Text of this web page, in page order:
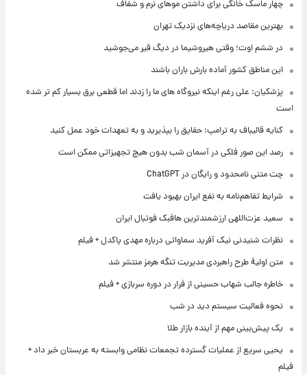
چهار ماسک خانگی برای داشتن موهای نرم و شفاف
بهترین مقاصد دریاچه‌های نزدیک تهران
در ششم اوت؛ وقتی هیروشیما در دیگ قیر می‌جوشید
این مناطق کشور آماده بارش باران باشند
پزشکیان: علی رغم اینکه نیروگاه های ما را زدند اما قطعی برق بسیار کم تر شده
است
کنایه قالیباف به ترامپ: حقایق را بپذیرید و به تعهدات خود عمل کنید
رصد این صور فلکی در آسمان شب بدون هیچ تجهیزاتی ممکن است
چت متنی نامحدود و رایگان در ChatGPT
شرایط تفاهم‌نامه به نفع ایران بهبود یافت
سعید عزت‌اللهی ارزشمندترین هافبک فوتبال ایران
نظرات شنیدنی نیک آفرید سماواتی درباره مهدی پاکدل + فیلم
متن اولیۀ طرح راهبردی مدیریت تنگه هرمز منتشر شد
خاطره جالب شهاب حسینی از فرار در دوره سربازی + فیلم
نحوه فعالیت سیستم دید در شب
یک پیش‌بینی مهم از آینده بازار طلا
یحیی سریع از عملیات گسترده تجمعات نظامی وابسته به عربستان خبر داد +
فیلم